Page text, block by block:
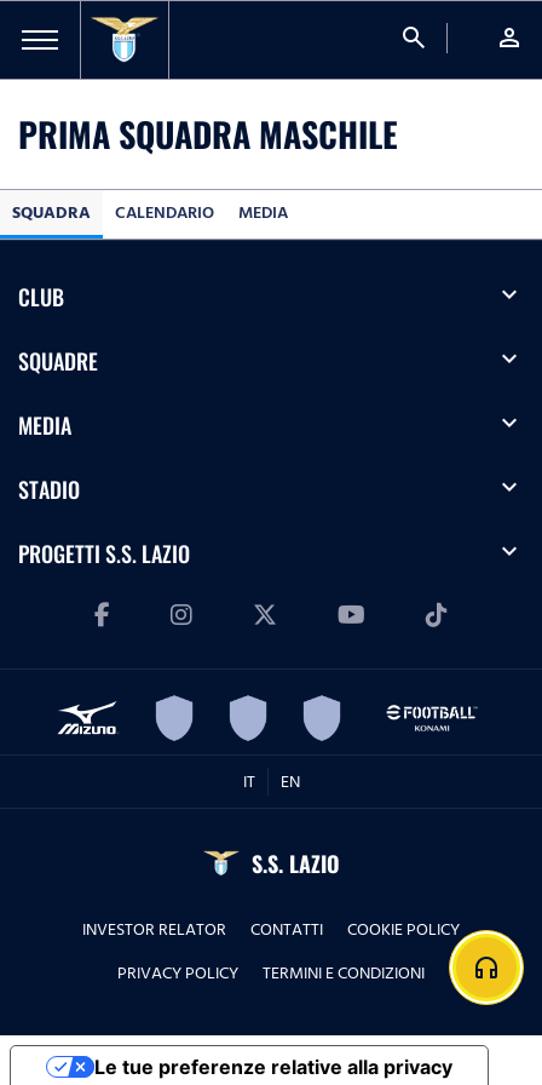
search person
PRIMA SQUADRA MASCHILE
SQUADRA CALENDARIO MEDIA
CLUB expand_more
SQUADRE expand_more
MEDIA expand_more
STADIO expand_more
PROGETTI S.S. LAZIO expand_more
IT EN
S.S. LAZIO
INVESTOR RELATOR CONTATTI
COOKIE POLICY
PRIVACY POLICY
TERMINI E CONDIZIONI headphones
Le tue preferenze relative alla privacy